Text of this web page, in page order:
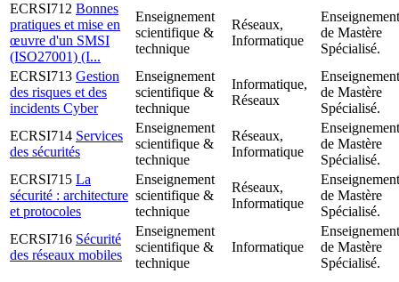
ECRSI712 Bonnes
pratiques et mise en
œuvre d'un SMSI
(ISO27001) (I...
Enseignement
scientifique &
technique
Réseaux,
Informatique
Enseignement
de Mastère
Spécialisé.
ECRSI713 Gestion
des risques et des
incidents Cyber
Enseignement
scientifique &
technique
Informatique,
Réseaux
Enseignement
de Mastère
Spécialisé.
ECRSI714 Services
des sécurités
Enseignement
scientifique &
technique
Réseaux,
Informatique
Enseignement
de Mastère
Spécialisé.
ECRSI715 La
sécurité : architecture
et protocoles
Enseignement
scientifique &
technique
Réseaux,
Informatique
Enseignement
de Mastère
Spécialisé.
ECRSI716 Sécurité
des réseaux mobiles
Enseignement
scientifique &
technique
Informatique
Enseignement
de Mastère
Spécialisé.